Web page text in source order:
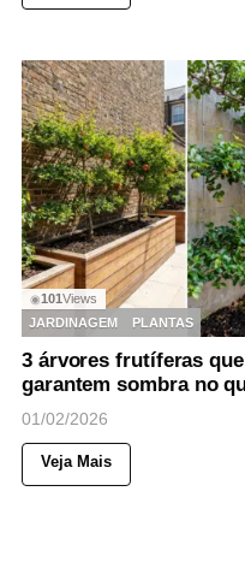
◉101Views
JARDINAGEM
PLANTAS
3 árvores frutíferas
garantem sombra no
01/02/2026
Veja Mais